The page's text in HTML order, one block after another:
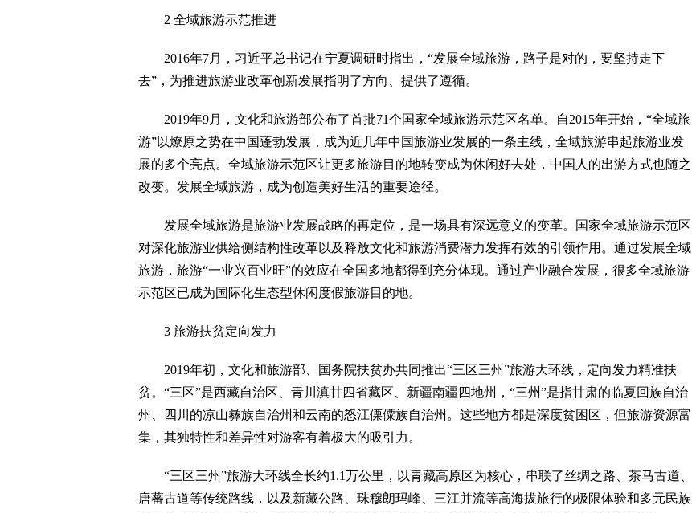
2 全域旅游示范推进
2016年7月，习近平总书记在宁夏调研时指出，“发展全域旅游，路子是对的，要坚持走下
去”，为推进旅游业改革创新发展指明了方向、提供了遵循。
2019年9月，文化和旅游部公布了首批71个国家全域旅游示范区名单。自2015年开始，“全域旅
游”以燎原之势在中国蓬勃发展，成为近几年中国旅游业发展的一条主线，全域旅游串起旅游业发
展的多个亮点。全域旅游示范区让更多旅游目的地转变成为休闲好去处，中国人的出游方式也随之
改变。发展全域旅游，成为创造美好生活的重要途径。
发展全域旅游是旅游业发展战略的再定位，是一场具有深远意义的变革。国家全域旅游示范区
对深化旅游业供给侧结构性改革以及释放文化和旅游消费潜力发挥有效的引领作用。通过发展全域
旅游，旅游“一业兴百业旺”的效应在全国多地都得到充分体现。通过产业融合发展，很多全域旅游
示范区已成为国际化生态型休闲度假旅游目的地。
3 旅游扶贫定向发力
2019年初，文化和旅游部、国务院扶贫办共同推出“三区三州”旅游大环线，定向发力精准扶
贫。“三区”是西藏自治区、青川滇甘四省藏区、新疆南疆四地州，“三州”是指甘肃的临夏回族自治
州、四川的凉山彝族自治州和云南的怒江傈僳族自治州。这些地方都是深度贫困区，但旅游资源富
集，其独特性和差异性对游客有着极大的吸引力。
“三区三州”旅游大环线全长约1.1万公里，以青藏高原区为核心，串联了丝绸之路、茶马古道、
唐蕃古道等传统路线，以及新藏公路、珠穆朗玛峰、三江并流等高海拔旅行的极限体验和多元民族